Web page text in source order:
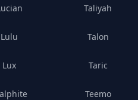
Lulu
Lux
Malphite
Taliyah
Talon
Taric
Teemo